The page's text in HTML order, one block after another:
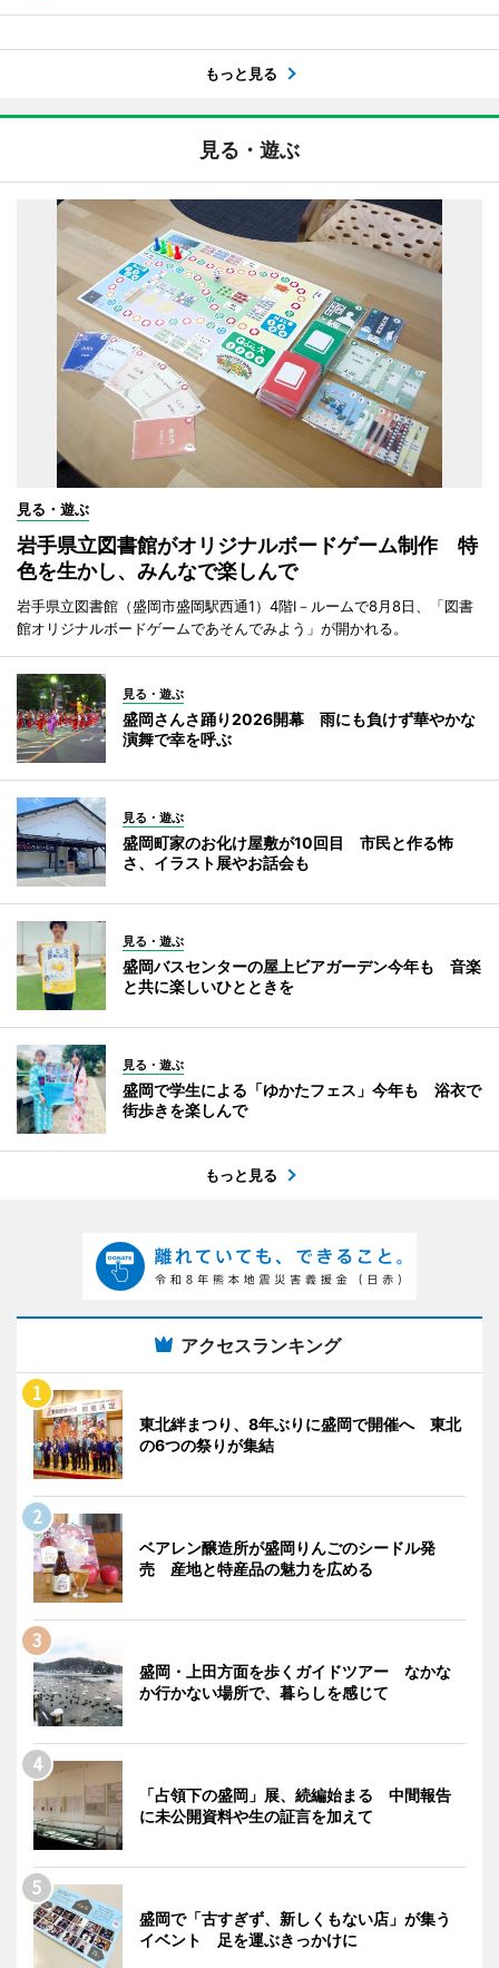
もっと見る
見る・遊ぶ
見る・遊ぶ
岩手県立図書館がオリジナルボードゲーム制作 特
色を生かし、みんなで楽しんで
岩手県立図書館（盛岡市盛岡駅西通1）4階I－ルームで8月8日、「図書
館オリジナルボードゲームであそんでみよう」が開かれる。
見る・遊ぶ
盛岡さんさ踊り2026開幕 雨にも負けず華やかな
演舞で幸を呼ぶ
見る・遊ぶ
盛岡町家のお化け屋敷が10回目 市民と作る怖
さ、イラスト展やお話会も
見る・遊ぶ
盛岡バスセンターの屋上ビアガーデン今年も 音楽
と共に楽しいひとときを
見る・遊ぶ
盛岡で学生による「ゆかたフェス」今年も 浴衣で
街歩きを楽しんで
もっと見る
アクセスランキング
東北絆まつり、8年ぶりに盛岡で開催へ 東北
の6つの祭りが集結
ベアレン醸造所が盛岡りんごのシードル発
売 産地と特産品の魅力を広める
盛岡・上田方面を歩くガイドツアー なかな
か行かない場所で、暮らしを感じて
「占領下の盛岡」展、続編始まる 中間報告
に未公開資料や生の証言を加えて
盛岡で「古すぎず、新しくもない店」が集う
イベント 足を運ぶきっかけに